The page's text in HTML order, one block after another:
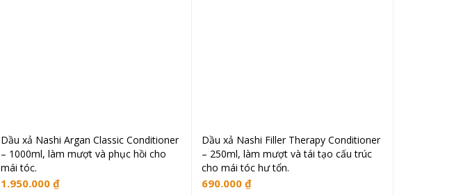
Thêm vào giỏ hàng
Dầu xả Nashi Argan Classic Conditioner
– 1000ml, làm mượt và phục hồi cho
mái tóc.
1.950.000 ₫
Thêm vào giỏ hàng
Dầu xả Nashi Filler Therapy Conditioner
– 250ml, làm mượt và tái tạo cấu trúc
cho mái tóc hư tổn.
690.000₫